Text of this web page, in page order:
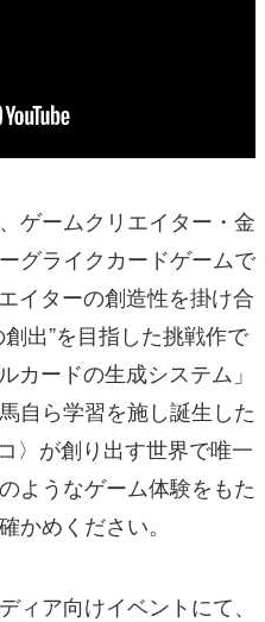
ゲームクリエイター・金
グライクカードゲームで
イターの創造性を掛け合
出”を目指した挑戦作で
カードの生成システム」
自ら学習を施し誕生した
〉が創り出す世界で唯一
ようなゲーム体験をもた
かめください。
ィア向けイベントにて、